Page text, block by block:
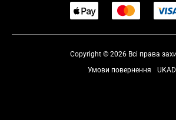
Copyright © 2026 Всі права
UKAD
Умови повернення